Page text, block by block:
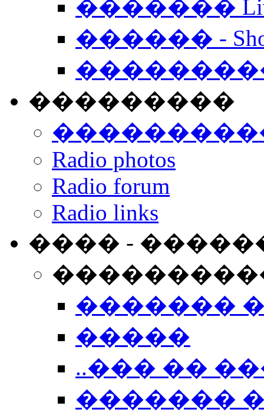
�������
������ -
���������
Radio photos
Radio forum
Radio links
���� -
�������
�����
..��� ��
�������